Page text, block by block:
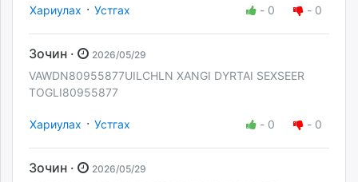
Хариулах · Устгах - 0 - 0
Зочин · 2026/05/29
VAWDN80955877UILCHLN XANGI DYRTAI SEXSEER
TOGLI80955877
Хариулах · Устгах - 0 - 0
Зочин · 2026/05/29